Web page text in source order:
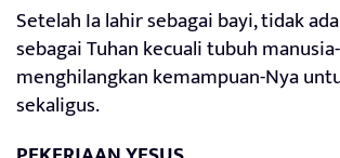
Setelah Ia lahir sebagai bayi, tidak
sebagai Tuhan kecuali tubuh
menghilangkan kemampuan-Nya
sekaligus.